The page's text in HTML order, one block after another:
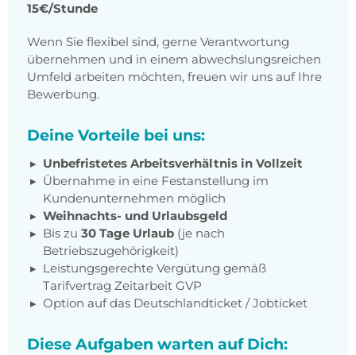
15€/Stunde
Wenn Sie flexibel sind, gerne Verantwortung
übernehmen und in einem abwechslungsreichen
Umfeld arbeiten möchten, freuen wir uns auf Ihre
Bewerbung.
Deine Vorteile bei uns:
Unbefristetes Arbeitsverhältnis in Vollzeit
Übernahme in eine Festanstellung im
Kundenunternehmen möglich
Weihnachts- und Urlaubsgeld
Bis zu 30 Tage Urlaub (je nach
Betriebszugehörigkeit)
Leistungsgerechte Vergütung gemäß
Tarifvertrag Zeitarbeit GVP
Option auf das Deutschlandticket / Jobticket
Diese Aufgaben warten auf Dich: